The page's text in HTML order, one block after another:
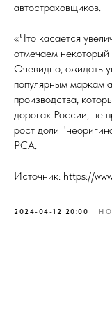
автостраховщиков.
«Что касается
отмечаем
Очевидно, ожидать
популярным маркам
производства,
дорогах России, не
рост доли
РСА.
Источник: https://
2024-04-12 20:00